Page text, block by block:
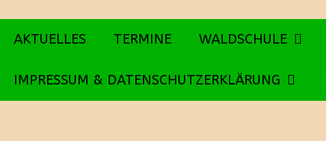
AKTUELLES TERMINE WALDSCHULE
IMPRESSUM & DATENSCHUTZERKLÄRUNG